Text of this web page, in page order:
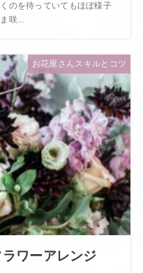
のを待っていてもほぼ様子
咲...
お花屋さんスキルとコツ
ワーアレンジ